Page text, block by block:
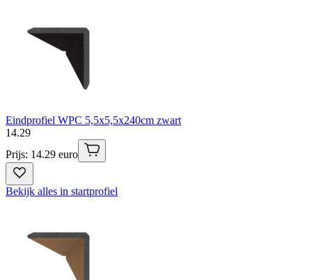
Eindprofiel WPC 5,5x5,5x240cm zwart
14.29
Prijs: 14.29 euro
Bekijk alles in startprofiel